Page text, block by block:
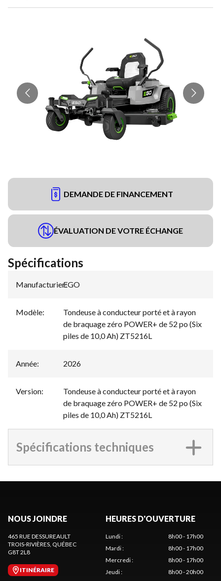
DEMANDE DE FINANCEMENT
ÉVALUATION DE VOTRE ÉCHANGE
Spécifications
Manufacturier:
EGO
Modèle:
Tondeuse à conducteur porté et à rayon
de braquage zéro POWER+ de 52 po (Six
piles de 10,0 Ah) ZT5216L
Année: 2026
Version:
Tondeuse à conducteur porté et à rayon
de braquage zéro POWER+ de 52 po (Six
piles de 10,0 Ah) ZT5216L
Spécifications techniques
NOUS JOINDRE
465 RUE DESSUREAULT
TROIS-RIVIÈRES, QUÉBEC
G8T 2L8
ITINÉRAIRE
HEURES D'OUVERTURE
Lundi:
8h00 - 17h00
Mardi:
8h00 - 17h00
Mercredi:
8h00 - 17h00
Jeudi:
8h00 - 20h00